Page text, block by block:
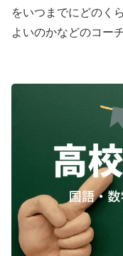
をいつまでにどのく
よいのかなどのコー